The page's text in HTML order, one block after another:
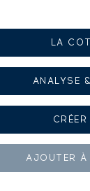
LA
ANALYSE
CRÉER
AJOUTER À